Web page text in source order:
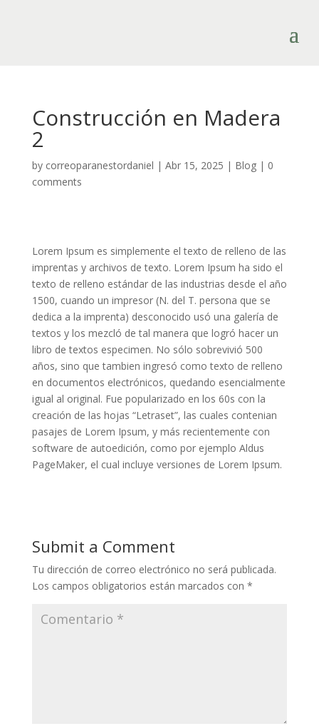
Construcción en Madera
2
by correoparanestordaniel | Abr 15, 2025 | Blog| 0
comments
Lorem Ipsum es simplemente el texto de relleno de las
imprentas y archivos de texto. Lorem Ipsum ha sido el
texto de relleno estándar de las industrias desde el año
1500, cuando un impresor (N. del T. persona que se
dedica a la imprenta) desconocido usó una galería de
textos y los mezcló de tal manera que logró hacer un
libro de textos especimen. No sólo sobrevivió 500
años, sino que tambien ingresó como texto de relleno
en documentos electrónicos, quedando esencialmente
igual al original. Fue popularizado en los 60s con la
creación de las hojas “Letraset”, las cuales contenian
pasajes de Lorem Ipsum, y más recientemente con
software de autoedición, como por ejemplo Aldus
PageMaker, el cual incluye versiones de Lorem Ipsum.
Submit a Comment
Tu dirección de correo electrónico no será publicada.
Los campos obligatorios están marcados con *